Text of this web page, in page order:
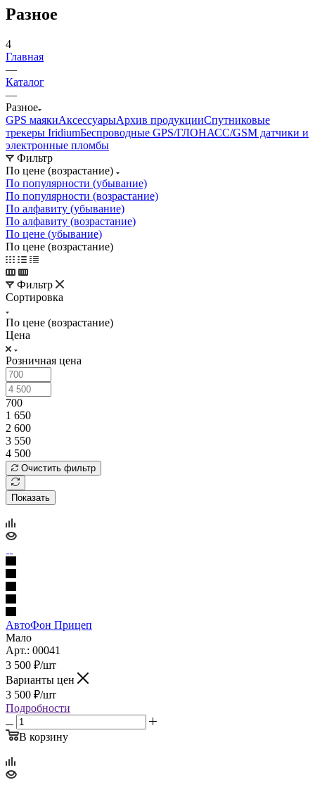
Разное
4
Главная
—
Каталог
—
Разное
GPS маякиАксессуарыАрхив продукцииСпутниковые
трекеры IridiumБеспроводные GPS/ГЛОНАСС/GSM датчики и
электронные пломбы
Фильтр
По цене (возрастание)
По популярности (убывание)
По популярности (возрастание)
По алфавиту (убывание)
По алфавиту (возрастание)
По цене (убывание)
По цене (возрастание)
Фильтр
Сортировка
По цене (возрастание)
Цена
Розничная цена
700
1 650
2 600
3 550
4 500
Очистить фильтр
Показать
АвтоФон Прицеп
Мало
Арт.: 00041
3 500 ₽/шт
Варианты цен
3 500 ₽/шт
Подробности
В корзину